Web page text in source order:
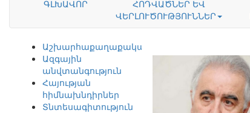
ԳԼԽԱՎՈՐ
ՀՈԴՎԱԾՆԵՐ ԵՎ
ՎԵՐԼՈՒԾՈՒԹՅՈՒՆՆԵՐ
Աշխարհաքաղաքականություն
Ազգային
անվտանգություն
Հայության
հիմնախնդիրներ
Տնտեսագիտություն